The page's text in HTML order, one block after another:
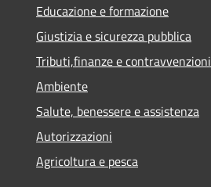
Educazione e formazione
Giustizia e sicurezza pubblica
Tributi,finanze e contravvenzioni
Ambiente
Salute, benessere e assistenza
Autorizzazioni
Agricoltura e pesca